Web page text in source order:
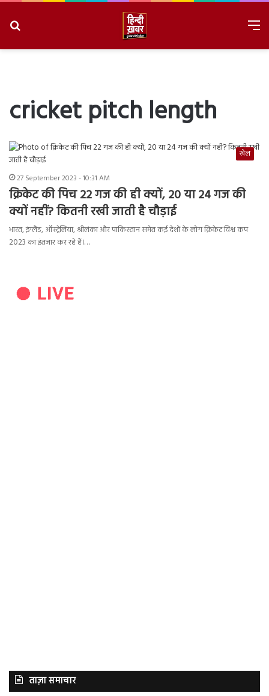
cricket pitch length
खेल
27 September 2023 - 10:31 AM
क्रिकेट की पिच 22 गज की ही क्यों, 20 या 24 गज की
क्यों नहीं? कितनी रखी जाती है चौड़ाई
भारत, इंग्लैंड, ऑस्ट्रेलिया, श्रीलंका और पाकिस्तान समेत कई देशों के लोग क्रिकेट विश्व कप
2023 का इंतजार कर रहे हैं।…
ताज़ा समाचार